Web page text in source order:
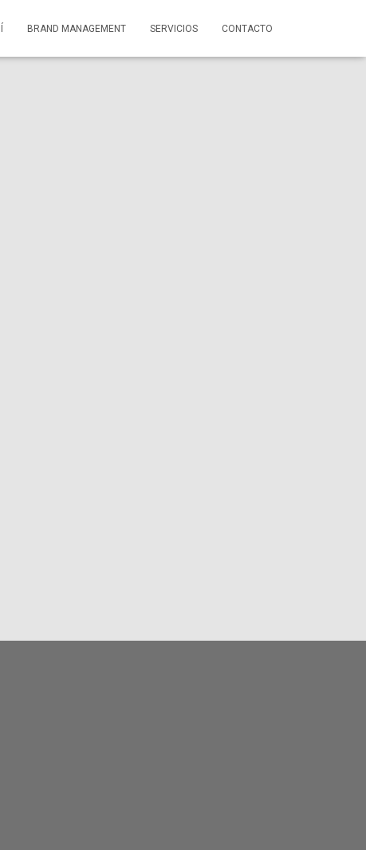
BRAND MANAGEMENT SERVICIOS CONTACTO